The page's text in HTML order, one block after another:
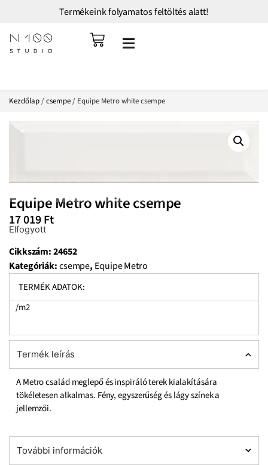
Termékeink folyamatos feltöltés alatt!
Kezdőlap/csempe/ Equipe Metro white csempe
Equipe Metro white csempe
17 019Ft
Elfogyott
Cikkszám:24652
Kategóriák:csempe, Equipe Metro
TERMÉK ADATOK:
/m2
Termék leírás
A Metro család meglepő és inspiráló terek kialakítására
tökéletesen alkalmas. Fény, egyszerűség és lágy színek a
jellemzői.
További információk